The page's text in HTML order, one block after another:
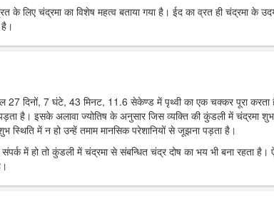
के लिए चंद्रमा का विशेष महत्व बताया गया है। ईद का व्रत ही चंद्रमा के
27 दिनों, 7 घंटे, 43 मिनट, 11.6 सेकेण्ड में पृथ्वी का एक चक्कर पूरा
पड़ता है। इसके अलावा ज्योतिष के अनुसार जिस व्यक्ति की कुंडली में चंद्रमा
स्थिति में न हो उन्हें तमाम मानसिक परेशानियों से जूझना पड़ता है।
में हो तो कुंडली में चंद्रमा से संबन्धित चंद्र दोष का भय भी बना रहता है।